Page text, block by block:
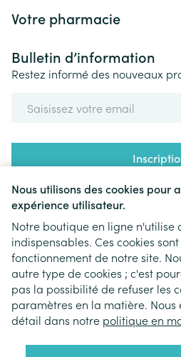
Nous utilisons des cookies pour
expérience utilisateur.
Notre boutique en ligne n'utilise
indispensables. Ces cookies
fonctionnement de notre site.
autre type de cookies ; c'est
pas la possibilité de refuser les
paramètres en la matière. Nous
détail dans notre politique en
Votre pharmacie
Bulletin d’information
Restez informé des nouveaux
En cliquant sur s'abonner, vous vous
et acceptez notrepolitique de
Liens légaux